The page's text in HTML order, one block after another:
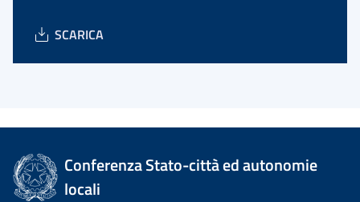
SCARICA
Conferenza Stato-città ed autonomie
locali